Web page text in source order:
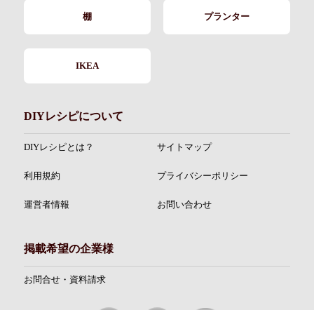
棚 プランター
IKEA
DIYレシピについて
DIYレシピとは？ サイトマップ
利用規約 プライバシーポリシー
運営者情報 お問い合わせ
掲載希望の企業様
お問合せ・資料請求